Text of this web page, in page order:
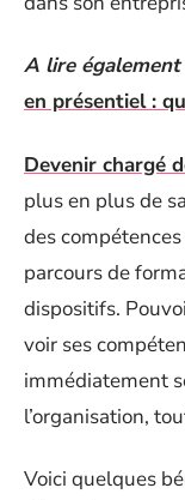
A lire également
en présentiel :
Devenir chargé
plus en plus de
des
parcours de
dispositifs.
voir ses
immédiatement
l’organisation,
Voici quelques